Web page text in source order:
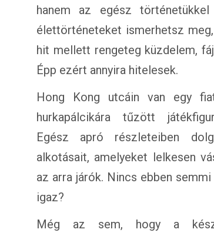
hanem az egész
élettörténeteket ismerhetsz
hit mellett rengeteg küzdelem,
Épp ezért annyira hitelesek.
Hong Kong utcáin van egy
hurkapálcikára tűzött
Egész apró részleteiben
alkotásait, amelyeket lelkesen
az arra járók. Nincs ebben
igaz?
Még az sem, hogy a